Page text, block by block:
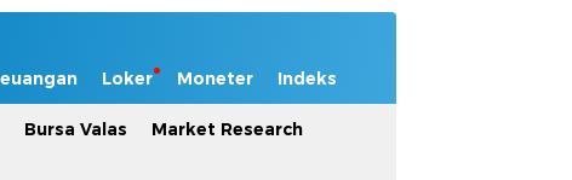
Loker Moneter Indeks
Bursa Valas Market Research